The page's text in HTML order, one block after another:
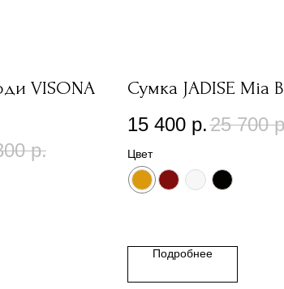
VISONA
р.
Сумка JADISE Mia
15 400 р.25 700
Цвет
Подробнее